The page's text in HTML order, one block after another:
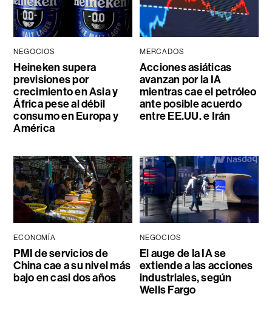
NEGOCIOS
Heineken supera
previsiones por
crecimiento en Asia y
África pese al débil
consumo en Europa y
América
MERCADOS
Acciones asiáticas
avanzan por la IA
mientras cae el petróleo
ante posible acuerdo
entre EE.UU. e Irán
ECONOMÍA
PMI de servicios de
China cae a su nivel más
bajo en casi dos años
NEGOCIOS
El auge de la IA se
extiende a las acciones
industriales, según
Wells Fargo